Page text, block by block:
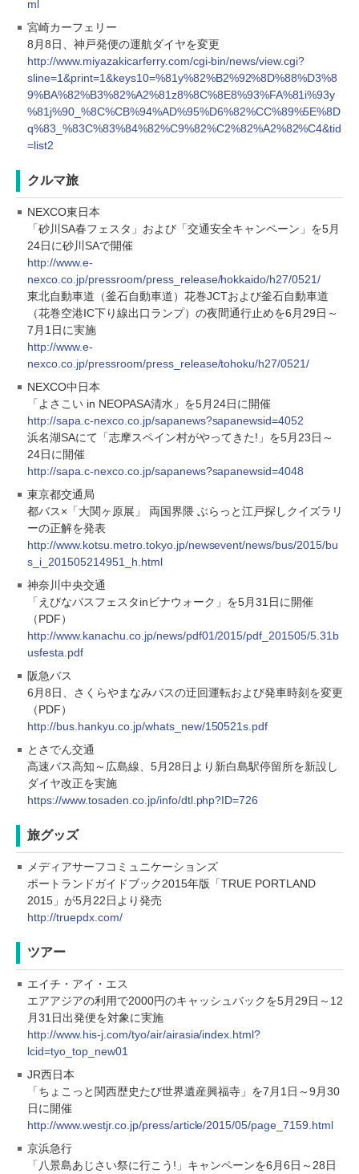
ml
宮崎カーフェリー
8月8日、神戸発便の運航ダイヤを変更
http://www.miyazakicarferry.com/cgi-bin/news/view.cgi?
sline=1&print=1&keys10=%81y%82%B2%92%8D%88%D3%8
9%BA%82%B3%82%A2%81z8%8C%8E8%93%FA%81i%93y
%81j%90_%8C%CB%94%AD%95%D6%82%CC%89%5E%8D
q%83_%83C%83%84%82%C9%82%C2%82%A2%82%C4&tid
=list2
クルマ旅
NEXCO東日本
「砂川SA春フェスタ」および「交通安全キャンペーン」を5月
24日に砂川SAで開催
http://www.e-
nexco.co.jp/pressroom/press_release/hokkaido/h27/0521/
東北自動車道（釜石自動車道）花巻JCTおよび釜石自動車道
（花巻空港IC下り線出口ランプ）の夜間通行止めを6月29日～
7月1日に実施
http://www.e-
nexco.co.jp/pressroom/press_release/tohoku/h27/0521/
NEXCO中日本
「よさこい in NEOPASA清水」を5月24日に開催
http://sapa.c-nexco.co.jp/sapanews?sapanewsid=4052
浜名湖SAにて「志摩スペイン村がやってきた!」を5月23日～
24日に開催
http://sapa.c-nexco.co.jp/sapanews?sapanewsid=4048
東京都交通局
都バス×「大関ヶ原展」 両国界隈 ぶらっと江戸探しクイズラリ
ーの正解を発表
http://www.kotsu.metro.tokyo.jp/newsevent/news/bus/2015/bu
s_i_201505214951_h.html
神奈川中央交通
「えびなバスフェスタinビナウォーク」を5月31日に開催
（PDF）
http://www.kanachu.co.jp/news/pdf01/2015/pdf_201505/5.31b
usfesta.pdf
阪急バス
6月8日、さくらやまなみバスの迂回運転および発車時刻を変更
（PDF）
http://bus.hankyu.co.jp/whats_new/150521s.pdf
とさでん交通
高速バス高知～広島線、5月28日より新白島駅停留所を新設し
ダイヤ改正を実施
https://www.tosaden.co.jp/info/dtl.php?ID=726
旅グッズ
メディアサーフコミュニケーションズ
ポートランドガイドブック2015年版「TRUE PORTLAND
2015」が5月22日より発売
http://truepdx.com/
ツアー
エイチ・アイ・エス
エアアジアの利用で2000円のキャッシュバックを5月29日～12
月31日出発便を対象に実施
http://www.his-j.com/tyo/air/airasia/index.html?
lcid=tyo_top_new01
JR西日本
「ちょこっと関西歴史たび世界遺産興福寺」を7月1日～9月30
日に開催
http://www.westjr.co.jp/press/article/2015/05/page_7159.html
京浜急行
「八景島あじさい祭に行こう!」キャンペーンを6月6日～28日